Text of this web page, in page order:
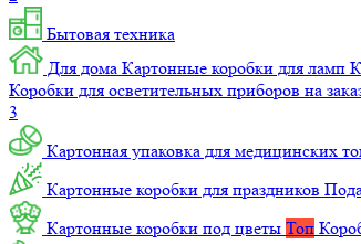
Бытовая техника
Для дома Картонные коробки для ламп
Коробки для осветительных приборов на
3
Картонная упаковка для медицинских
Картонные коробки для праздников
Картонные коробки под цветы Топ